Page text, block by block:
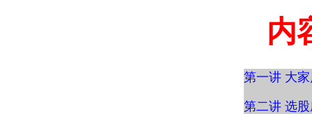
内
第一讲 大
第二讲 选